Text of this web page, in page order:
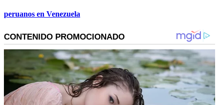
peruanos en Venezuela